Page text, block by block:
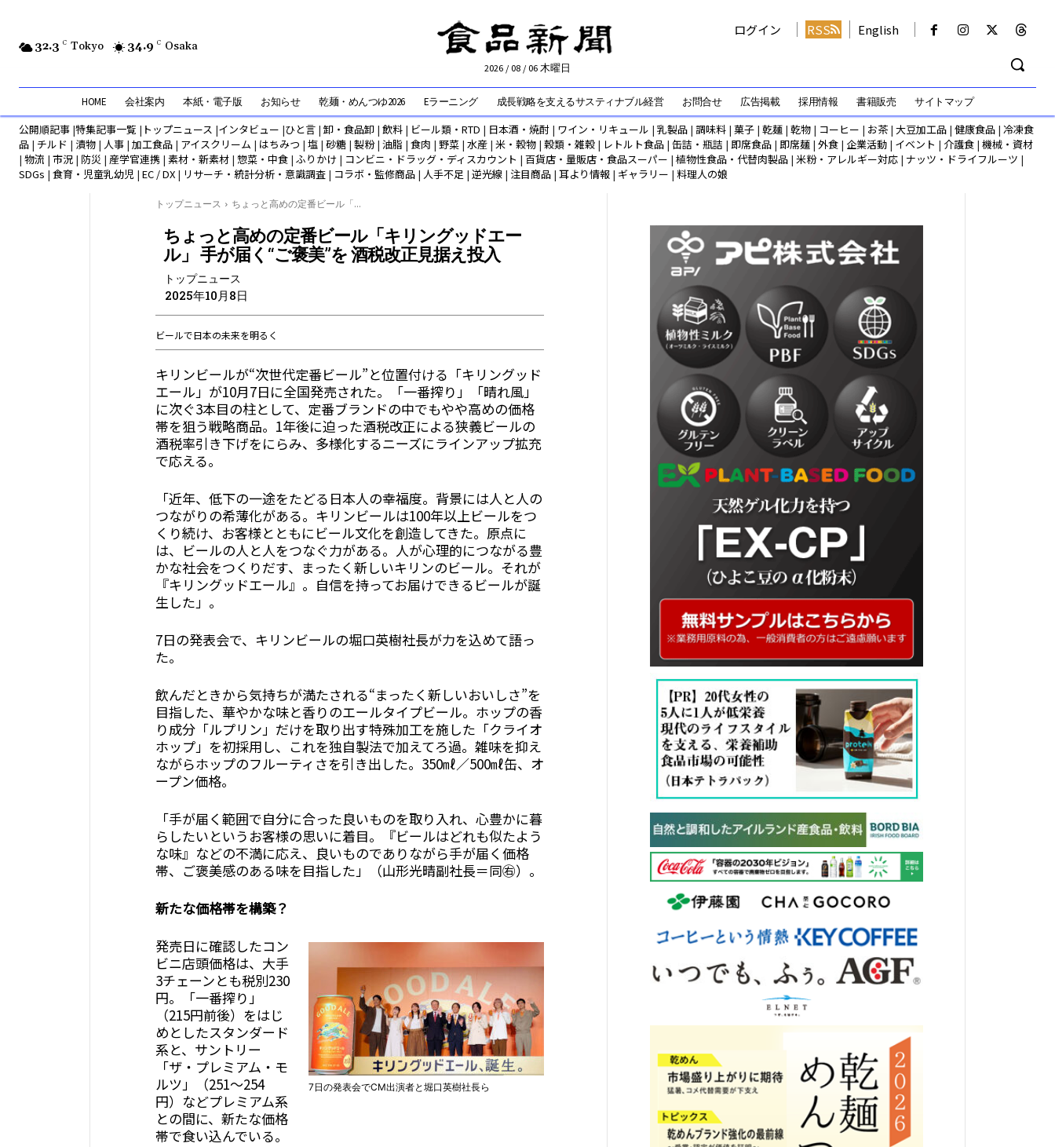
32.3 C Tokyo 34.9 C Osaka
2026 / 08 / 06 木曜日
ログイン RSS English
HOME 会社案内 本紙・電子版 お知らせ 乾麺・めんつゆ2026 Eラーニング 成長戦略を支えるサスティナブル経営 お問合せ 広告掲載 採用情報 書籍販売 サイトマップ
公開順記事 |特集記事一覧 | トップニュース |インタビュー |ひと言 |卸・食品卸 | 飲料 | ビール類・RTD | 日本酒・焼酎 | ワイン・リキュール | 乳製品 | 調味料 | 菓子 | 乾麺 | 乾物 | コーヒー | お茶 | 大豆加工品 | 健康食品 | 冷凍食
品 | チルド | 漬物 | 人事 | 加工食品 | アイスクリーム | はちみつ | 塩 | 砂糖 | 製粉| 油脂 | 食肉 | 野菜 | 水産 | 米・穀物 | 穀類・雑穀 | レトルト食品 | 缶詰・瓶詰 | 即席食品 | 即席麺 | 外食 | 企業活動 | イベント | 介護食 | 機械・資材
| 物流 | 市況 | 防災 | 産学官連携 | 素材・新素材 | 惣菜・中食 | ふりかけ | コンビニ・ドラッグ・ディスカウント | 百貨店・量販店・食品スーパー | 植物性食品・代替肉製品 | 米粉・アレルギー対応 | ナッツ・ドライフルーツ |
SDGs | 食育・児童乳幼児 | EC / DX | リサーチ・統計分析・意識調査 | コラボ・監修商品 | 人手不足 | 逆光線 | 注目商品 | 耳より情報 | ギャラリー | 料理人の娘
トップニュース ちょっと高めの定番ビール「...
ちょっと高めの定番ビール「キリングッドエー
ル」 手が届く“ご褒美”を 酒税改正見据え投入
トップニュース
2025年10月8日
ビールで日本の未来を明るく
キリンビールが“次世代定番ビール”と位置付ける「キリングッド
エール」が10月7日に全国発売された。「一番搾り」「晴れ風」
に次ぐ3本目の柱として、定番ブランドの中でもやや高めの価格
帯を狙う戦略商品。1年後に迫った酒税改正による狭義ビールの
酒税率引き下げをにらみ、多様化するニーズにラインアップ拡充
で応える。
「近年、低下の一途をたどる日本人の幸福度。背景には人と人の
つながりの希薄化がある。キリンビールは100年以上ビールをつ
くり続け、お客様とともにビール文化を創造してきた。原点に
は、ビールの人と人をつなぐ力がある。人が心理的につながる豊
かな社会をつくりだす、まったく新しいキリンのビール。それが
『キリングッドエール』。自信を持ってお届けできるビールが誕
生した」。
7日の発表会で、キリンビールの堀口英樹社長が力を込めて語っ
た。
飲んだときから気持ちが満たされる“まったく新しいおいしさ”を
目指した、華やかな味と香りのエールタイプビール。ホップの香
り成分「ルプリン」だけを取り出す特殊加工を施した「クライオ
ホップ」を初採用し、これを独自製法で加えてろ過。雑味を抑え
ながらホップのフルーティさを引き出した。350㎖／500㎖缶、オ
ープン価格。
「手が届く範囲で自分に合った良いものを取り入れ、心豊かに暮
らしたいというお客様の思いに着目。『ビールはどれも似たよう
な味』などの不満に応え、良いものでありながら手が届く価格
帯、ご褒美感のある味を目指した」（山形光晴副社長＝同㊨）。
新たな価格帯を構築？
7日の発表会でCM出演者と堀口英樹社長ら
発売日に確認したコン
ビニ店頭価格は、大手
3チェーンとも税別230
円。「一番搾り」
（215円前後）をはじ
めとしたスタンダード
系と、サントリー
「ザ・プレミアム・モ
ルツ」（251～254
円）などプレミアム系
との間に、新たな価格
帯で食い込んでいる。